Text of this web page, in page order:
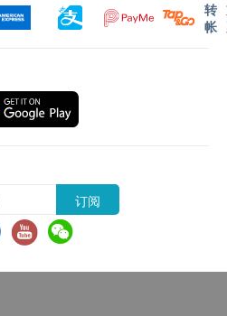
经至少3大国际权威期刊持
理或机能逆转的同时，并无
法国专利成分GliSODin®，
方式抵御衰老，简单口服，
化效果。
卫长青体态
客收到产品当日起计，使用
品时，有责任检查货品是否
，如退换之产品有任何残缺
有权不受理。
查询，顾客必须保留有效收据
工作天内按下列方式联络美
转
帐
订阅